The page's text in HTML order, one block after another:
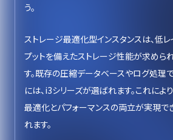
う。
ストレージ最適化型インスタンスは、低
プットを備えたストレージ性能が求めら
す。既存の圧縮データベースやログ処理
には、i3シリーズが選ばれます。これによ
最適化とパフォーマンスの両立が実現で
れます。